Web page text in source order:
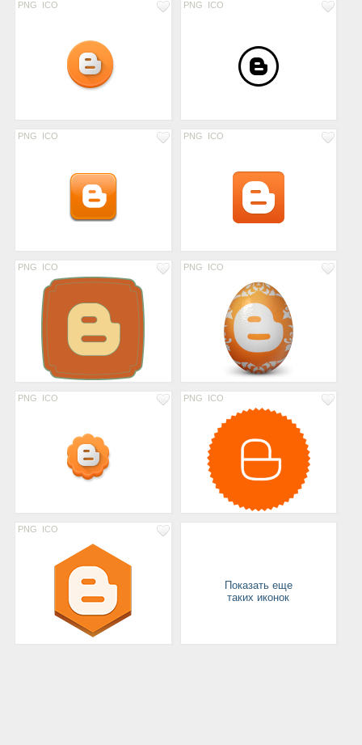
PNG ICO PNG ICO
PNG ICO PNG ICO
PNG ICO PNG ICO
PNG ICO PNG ICO
PNG ICO
Показать еще
таких иконок